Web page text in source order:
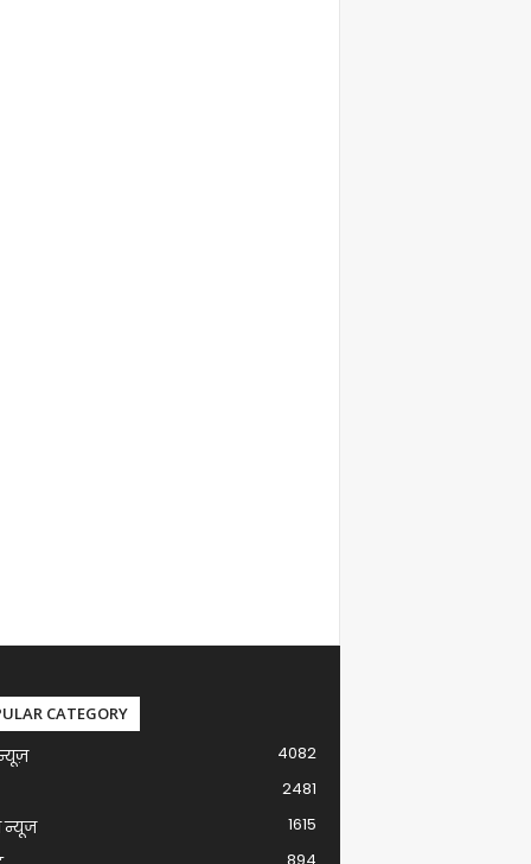
CATEGORY
4082
2481
न्यूज
1615